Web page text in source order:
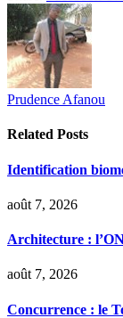
Prudence Afanou
Related Posts
Identification
août 7, 2026
Architecture :
août 7, 2026
Concurrence : le